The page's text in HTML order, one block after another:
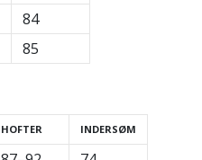
84
85
HOFTER INDERSØM